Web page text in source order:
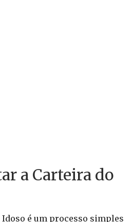
a Carteira do
é um processo simples